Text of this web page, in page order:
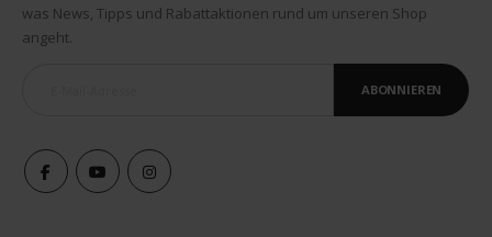
was News, Tipps und Rabattaktionen rund um unseren Shop
angeht.
ABONNIEREN